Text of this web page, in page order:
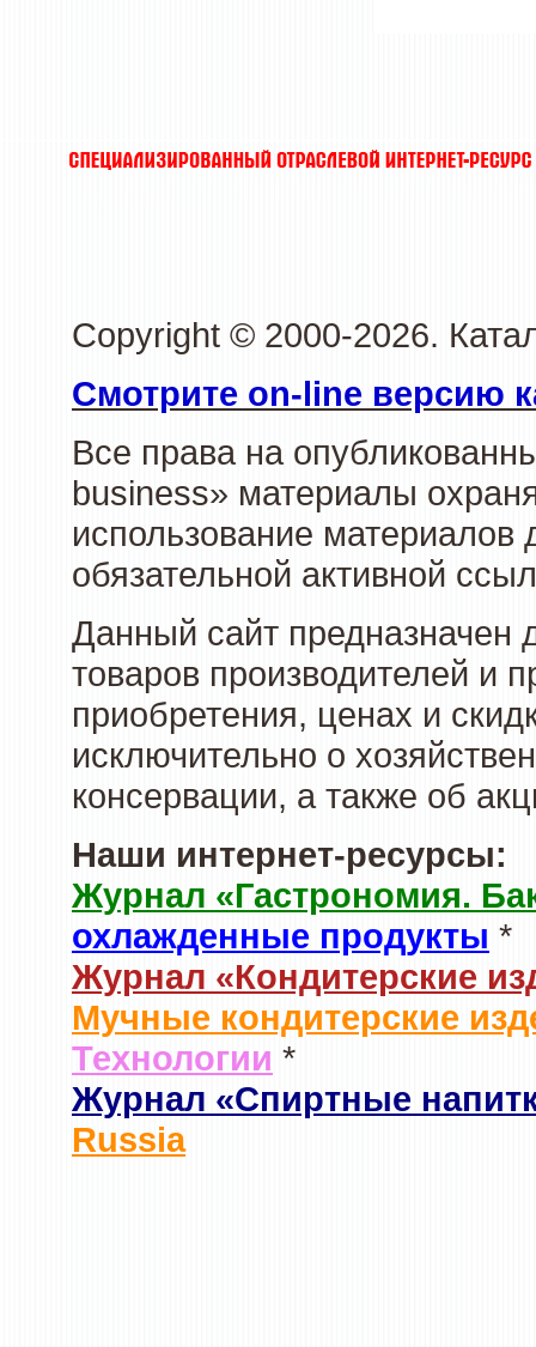
Copyright © 2000-2026.
Смотрите on-line версию
Все права на
business» материалы
использование материалов
обязательной активной
Данный сайт предназначен
товаров производителей и
приобретения, ценах и
исключительно о
консервации, а также об
Наши интернет-ресурсы:
Журнал «Гастрономия.
охлажденные продукты *
Журнал «Кондитерские
Мучные кондитерские
Технологии *
Журнал «Спиртные
Russia